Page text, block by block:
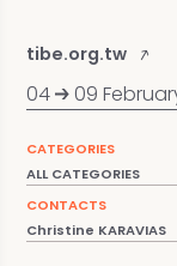
tibe.org.tw
04 09
CATEGORIES
ALL CATEGORIES
CONTACTS
Christine KARAVIAS